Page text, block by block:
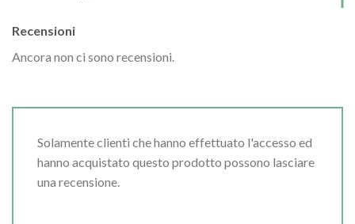
Recensioni
Ancora non ci sono recensioni.
Solamente clienti che hanno effettuato l'accesso ed
hanno acquistato questo prodotto possono lasciare
una recensione.